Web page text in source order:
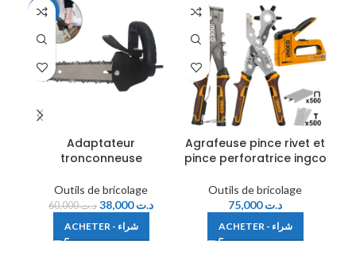
-37%
Adaptateur
tronconneuse
Outils de bricolage
د.ت60,000 د.ت38,000
ACHETER - شراء
Agrafeuse pince rivet et
pince perforatrice ingco
Outils de bricolage
د.ت75,000
ACHETER - شراء